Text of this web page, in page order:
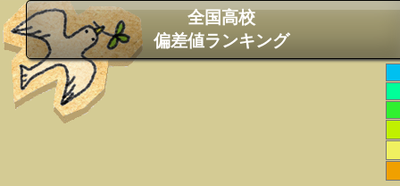
全国高校
偏差値ランキング